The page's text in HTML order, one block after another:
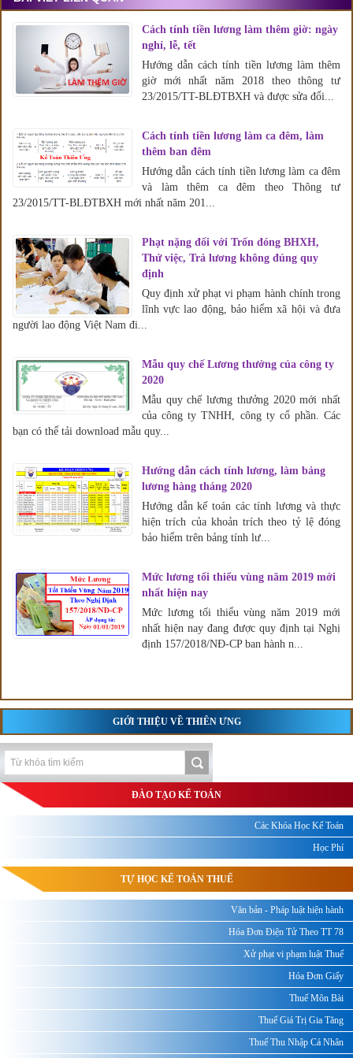
Cách tính tiền lương làm thêm giờ: ngày
nghỉ, lễ, tết
Hướng dẫn cách tính tiền lương làm thêm
giờ mới nhất năm 2018 theo thông tư
23/2015/TT-BLĐTBXH và được sửa đổi...
Cách tính tiền lương làm ca đêm, làm
thêm ban đêm
Hướng dẫn cách tính tiền lương làm ca đêm
và làm thêm ca đêm theo Thông tư
23/2015/TT-BLĐTBXH mới nhất năm 201...
Phạt nặng đối với Trốn đóng BHXH,
Thử việc, Trả lương không đúng quy
định
Quy định xử phạt vi phạm hành chính trong
lĩnh vực lao động, bảo hiểm xã hội và đưa
người lao động Việt Nam đi...
Mẫu quy chế Lương thưởng của công ty
2020
Mẫu quy chế lương thưởng 2020 mới nhất
của công ty TNHH, công ty cổ phần. Các
bạn có thể tải download mẫu quy...
Hướng dẫn cách tính lương, làm bảng
lương hàng tháng 2020
Hướng dẫn kế toán các tính lương và thực
hiện trích của khoản trích theo tỷ lệ đóng
bảo hiểm trên bảng tính lư...
Mức lương tối thiểu vùng năm 2019 mới
nhất hiện nay
Mức lương tối thiểu vùng năm 2019 mới
nhất hiện nay đang được quy định tại Nghị
định 157/2018/NĐ-CP ban hành n...
GIỚI THIỆU VỀ THIÊN ƯNG
ĐÀO TẠO KẾ TOÁN
Các Khóa Học Kế Toán
Học Phí
TỰ HỌC KẾ TOÁN THUẾ
Văn bản - Pháp luật hiện hành
Hóa Đơn Điện Tử Theo TT 78
Xử phạt vi phạm luật Thuế
Hóa Đơn Giấy
Thuế Môn Bài
Thuế Giá Trị Gia Tăng
Thuế Thu Nhập Cá Nhân